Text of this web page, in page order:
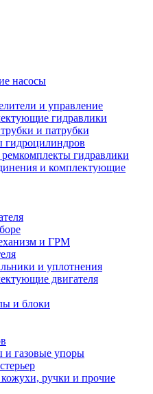
насосы
и управление
гидравлики
и патрубки
гидроцилиндров
гидравлики
и комплектующие
и ГРМ
и уплотнения
двигателя
и блоки
и газовые упоры
ручки и прочие